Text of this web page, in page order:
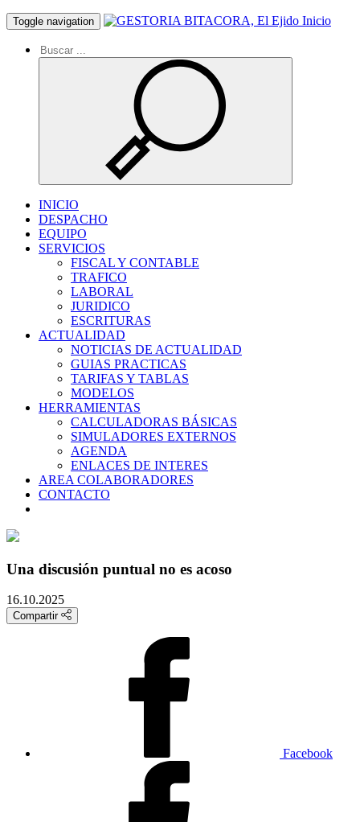
Toggle navigation Inicio
INICIO
DESPACHO
EQUIPO
SERVICIOS
FISCAL Y CONTABLE
TRAFICO
LABORAL
JURIDICO
ESCRITURAS
ACTUALIDAD
NOTICIAS DE ACTUALIDAD
GUIAS PRACTICAS
TARIFAS Y TABLAS
MODELOS
HERRAMIENTAS
CALCULADORAS BÁSICAS
SIMULADORES EXTERNOS
AGENDA
ENLACES DE INTERES
AREA COLABORADORES
CONTACTO
Una discusión puntual no es acoso
16.10.2025
Compartir
Facebook